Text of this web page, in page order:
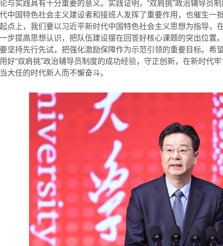
与实践具有十分重要的意义。实践证明，“双肩挑”政治辅导员
中国特色社会主义建设者和接班人发挥了重要作用，也催生一
点上，我们要以习近平新时代中国特色社会主义思想为指导，
步提高思想认识，把队伍建设摆在回答好核心课题的突出位置
坚持先行先试，把强化激励保障作为示范引领的重要目标。希
好“双肩挑”政治辅导员制度的成功经验，守正创新，在新时代
大任的时代新人而不懈奋斗。